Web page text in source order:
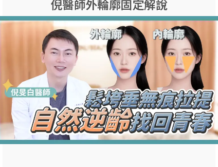
倪醫師外輪廓固定解說